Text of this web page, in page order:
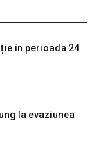
în perioada 24
la evaziunea